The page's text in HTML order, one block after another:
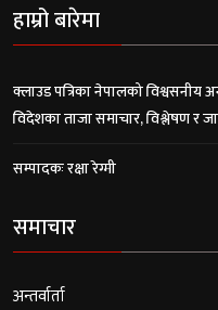
हाम्रो बारेमा
क्लाउड पत्रिका नेपालको
विदेशका ताजा समाचार, विश्लेषण र
सम्पादकः रक्षा रेग्मी
समाचार
अन्तर्वार्ता